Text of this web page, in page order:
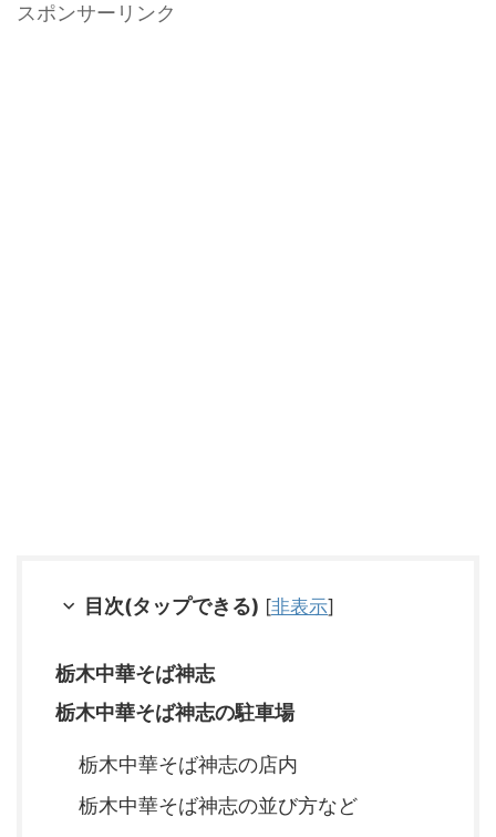
スポンサーリンク
目次(タップできる) [非表示]
栃木中華そば神志
栃木中華そば神志の駐車場
栃木中華そば神志の店内
栃木中華そば神志の並び方など